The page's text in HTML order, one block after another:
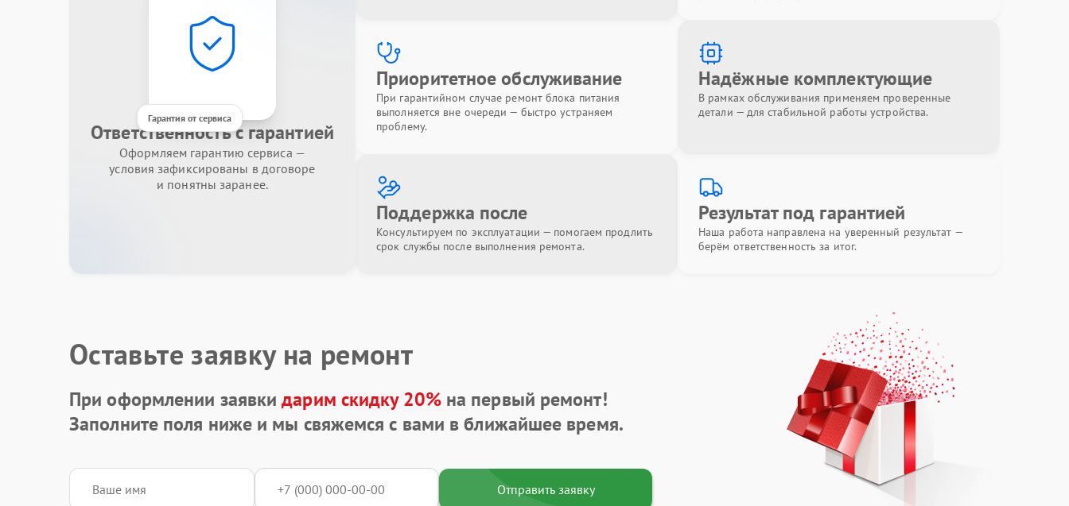
Гарантия от сервиса
Ответственность с гарантией
Оформляем гарантию сервиса —
условия зафиксированы в договоре
и понятны заранее.
Приоритетное обслуживание
При гарантийном случае ремонт блока питания
выполняется вне очереди — быстро устраняем
проблему.
Надёжные комплектующие
В рамках обслуживания применяем проверенные
детали — для стабильной работы устройства.
Поддержка после
Консультируем по эксплуатации — помогаем продлить
срок службы после выполнения ремонта.
Результат под гарантией
Наша работа направлена на уверенный результат —
берём ответственность за итог.
Оставьте заявку на ремонт
При оформлении заявкидарим скидку 20%на первый ремонт!
Заполните поля ниже и мы свяжемся с вами в ближайшее время.
Отправить заявку